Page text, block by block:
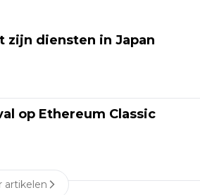
zijn diensten in Japan
op Ethereum Classic
artikelen